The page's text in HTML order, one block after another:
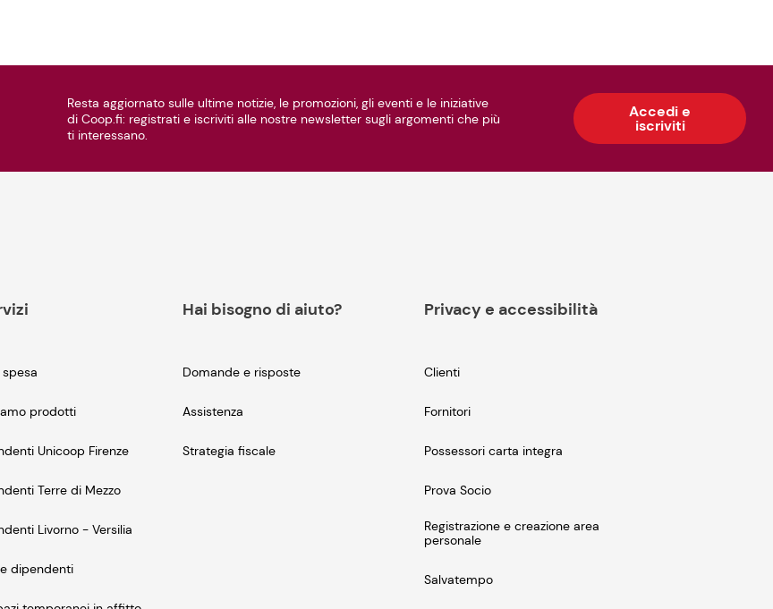
Resta aggiornato sulle ultime notizie, le promozioni, gli eventi e le iniziative
di Coop.fi: registrati e iscriviti alle nostre newsletter sugli argomenti che più
ti interessano.
Accedi e
iscriviti
prodotti
Unicoop Firenze
Terre di Mezzo
Livorno - Versilia
dipendenti
Hai bisogno di aiuto?
Domande e risposte
Assistenza
Strategia fiscale
Privacy e accessibilità
Clienti
Fornitori
Possessori carta integra
Prova Socio
Registrazione e creazione area
personale
Salvatempo